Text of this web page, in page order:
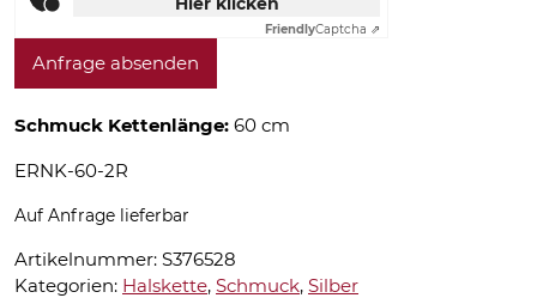
FriendlyCaptcha ⇗
Anfrage absenden
Schmuck Kettenlänge: 60 cm
ERNK-60-2R
Auf Anfrage lieferbar
Artikelnummer: S376528
Kategorien: Halskette, Schmuck, Silber